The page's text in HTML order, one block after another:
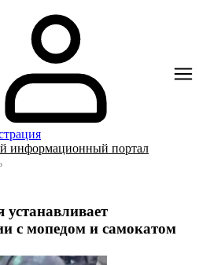
информационный портал
с мопедом и самокатом